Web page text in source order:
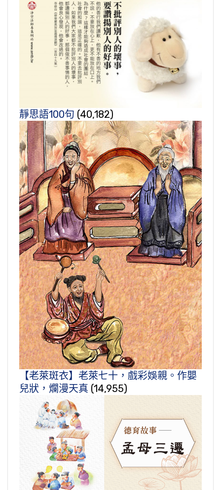
靜思語100句 (40,182)
【老萊斑衣】老萊七十，戲彩娛親。作嬰
兒狀，爛漫天真 (14,955)